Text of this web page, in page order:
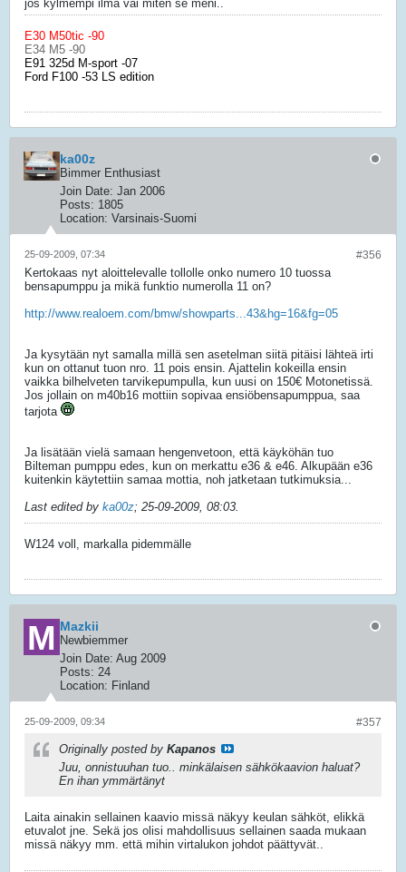
jos kylmempi ilma vai miten se meni..
E30 M50tic -90
E34 M5 -90
E91 325d M-sport -07
Ford F100 -53 LS edition
ka00z
Bimmer Enthusiast
Join Date: Jan 2006
Posts: 1805
Location: Varsinais-Suomi
#356
25-09-2009, 07:34
Kertokaas nyt aloittelevalle tollolle onko numero 10 tuossa
bensapumppu ja mikä funktio numerolla 11 on?
http://www.realoem.com/bmw/showparts...43&hg=16&fg=05
Ja kysytään nyt samalla millä sen asetelman siitä pitäisi lähteä irti
kun on ottanut tuon nro. 11 pois ensin. Ajattelin kokeilla ensin
vaikka bilhelveten tarvikepumpulla, kun uusi on 150€ Motonetissä.
Jos jollain on m40b16 mottiin sopivaa ensiöbensapumppua, saa
tarjota
Ja lisätään vielä samaan hengenvetoon, että käyköhän tuo
Bilteman pumppu edes, kun on merkattu e36 & e46. Alkupään e36
kuitenkin käytettiin samaa mottia, noh jatketaan tutkimuksia...
Last edited by ka00z; 25-09-2009, 08:03.
W124 voll, markalla pidemmälle
Mazkii
Newbiemmer
Join Date: Aug 2009
Posts: 24
Location: Finland
#357
25-09-2009, 09:34
Originally posted by Kapanos
Juu, onnistuuhan tuo.. minkälaisen sähkökaavion haluat?
En ihan ymmärtänyt
Laita ainakin sellainen kaavio missä näkyy keulan sähköt, elikkä
etuvalot jne. Sekä jos olisi mahdollisuus sellainen saada mukaan
missä näkyy mm. että mihin virtalukon johdot päättyvät..